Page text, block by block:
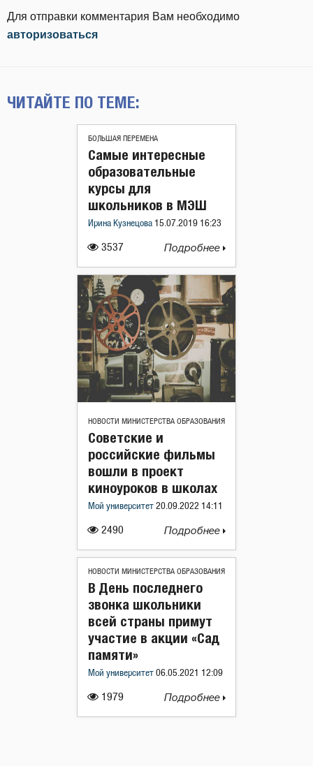
Для отправки комментария Вам необходимо
авторизоваться
ЧИТАЙТЕ ПО ТЕМЕ:
БОЛЬШАЯ ПЕРЕМЕНА
3537
Самые интересные
образовательные
курсы для
школьников в МЭШ
Ирина Кузнецова 15.07.2019 16:23
Подробнее
НОВОСТИ МИНИСТЕРСТВА ОБРАЗОВАНИЯ
2490
Советские и
российские фильмы
вошли в проект
киноуроков в школах
Мой университет 20.09.2022 14:11
Подробнее
НОВОСТИ МИНИСТЕРСТВА ОБРАЗОВАНИЯ
1979
В День последнего
звонка школьники
всей страны примут
участие в акции «Сад
памяти»
Мой университет 06.05.2021 12:09
Подробнее